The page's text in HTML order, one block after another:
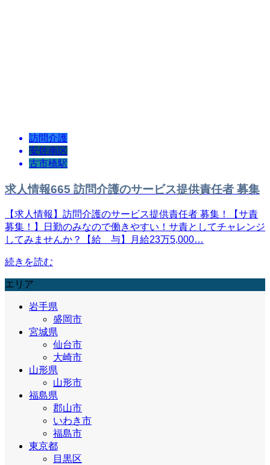
訪問介護
安佐南区
古市橋駅
求人情報665 訪問介護のサービス提供責任者 募集
【求人情報】訪問介護のサービス提供責任者 募集！【サ責
募集！】日勤のみなので働きやすい！サ責としてチャレンジ
してみませんか？【給 与】月給23万5,000…
続きを読む
エリア
岩手県
盛岡市
宮城県
仙台市
大崎市
山形県
山形市
福島県
郡山市
いわき市
福島市
東京都
目黒区